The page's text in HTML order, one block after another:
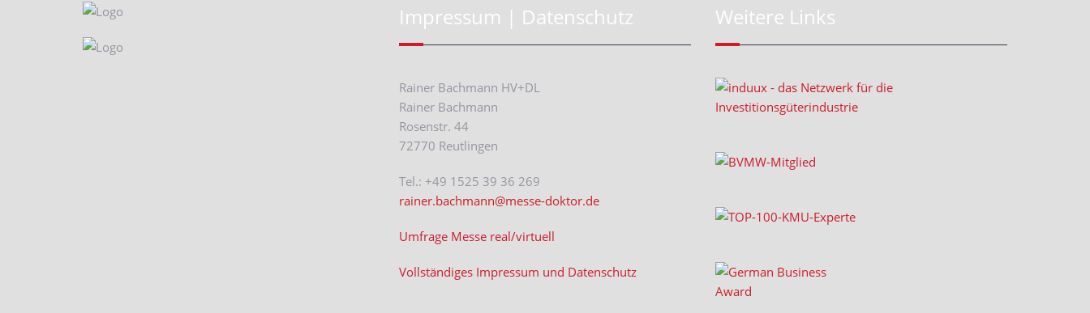
Impressum | Datenschutz
Rainer Bachmann HV+DL
Rainer Bachmann
Rosenstr. 44
72770 Reutlingen
Tel.: +49 1525 39 36 269
rainer.bachmann@messe-doktor.de
Umfrage Messe real/virtuell
Vollständiges Impressum und Datenschutz
Weitere Links